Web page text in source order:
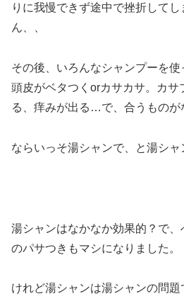
りに我慢できず途中で挫折して
ん、、
その後、いろんなシャンプーを
頭皮がベタつくorカサカサ。カサ
る、痒みが出る…で、合うものが
ならいっそ湯シャンで、と湯シャ
湯シャンはなかなか効果的？で
のパサつきもマシになりました。
けれど湯シャンは湯シャンの問